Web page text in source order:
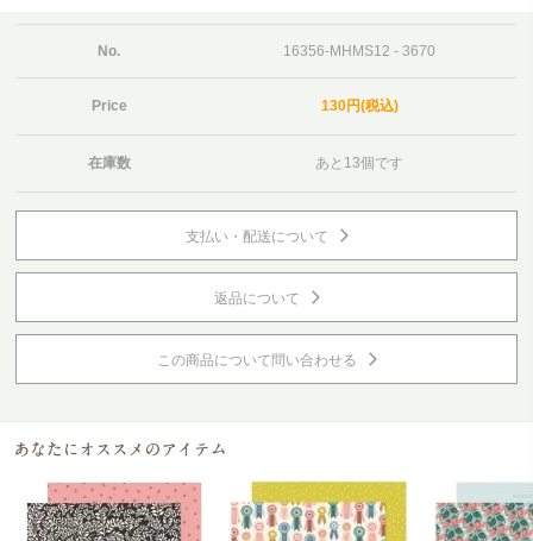
No. 16356-MHMS12 - 3670
Price 130円(税込)
在庫数 あと13個です
支払い・配送について
返品について
この商品について問い合わせる